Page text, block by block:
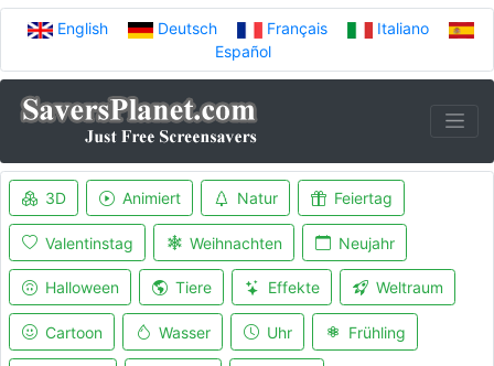
English Deutsch Français
Italiano
Español
3D Animiert Natur Feiertag
Valentinstag Weihnachten Neujahr
Halloween Tiere Effekte Weltraum
Cartoon Wasser Uhr Frühling